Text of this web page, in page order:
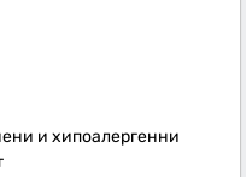
и хипоалергенни